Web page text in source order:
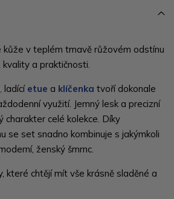
kůže v teplém tmavě růžovém odstínu
a praktičnosti.
ladící etue a klíčenka tvoří dokonale
využití. Jemný lesk a precizní
charakter celé kolekce. Díky
se set snadno kombinuje s jakýmkoli
ženský šmrnc.
které chtějí mít vše krásně sladěné a